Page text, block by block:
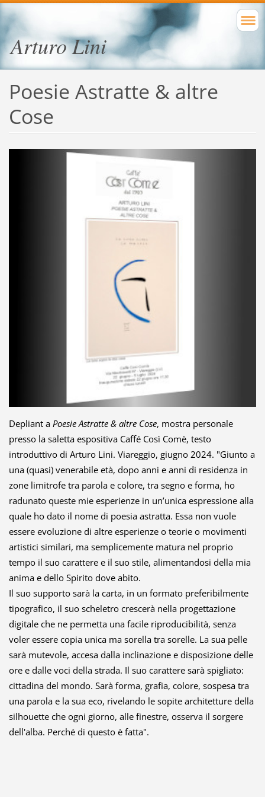
Arturo Lini
Poesie Astratte & altre
Cose
Depliant a Poesie Astratte & altre Cose, mostra personale
presso la saletta espositiva Caffé Così Comè, testo
introduttivo di Arturo Lini. Viareggio, giugno 2024. "Giunto a
una (quasi) venerabile età, dopo anni e anni di residenza in
zone limitrofe tra parola e colore, tra segno e forma, ho
radunato queste mie esperienze in un’unica espressione alla
quale ho dato il nome di poesia astratta. Essa non vuole
essere evoluzione di altre esperienze o teorie o movimenti
artistici similari, ma semplicemente matura nel proprio
tempo il suo carattere e il suo stile, alimentandosi della mia
anima e dello Spirito dove abito.
Il suo supporto sarà la carta, in un formato preferibilmente
tipografico, il suo scheletro crescerà nella progettazione
digitale che ne permetta una facile riproducibilità, senza
voler essere copia unica ma sorella tra sorelle. La sua pelle
sarà mutevole, accesa dalla inclinazione e disposizione delle
ore e dalle voci della strada. Il suo carattere sarà spigliato:
cittadina del mondo. Sarà forma, grafia, colore, sospesa tra
una parola e la sua eco, rivelando le sopite architetture della
silhouette che ogni giorno, alle finestre, osserva il sorgere
dell'alba. Perché di questo è fatta".